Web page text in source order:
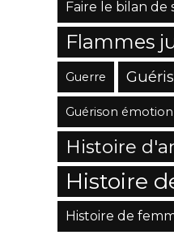
Faire le bilan de
Flammes
Guerre
Guérison
Histoire
Histoire
Histoire de